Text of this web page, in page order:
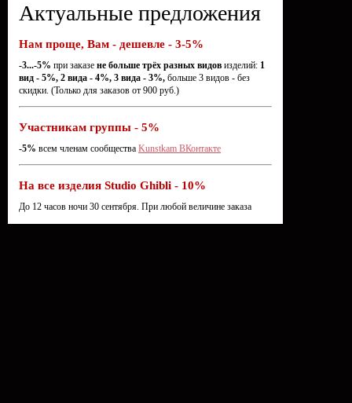
Актуальные предложения
Нам проще, Вам - дешевле - 3-5%
-3...-5% при заказе не больше трёх разных видов изделий: 1
вид - 5%, 2 вида - 4%, 3 вида - 3%, больше 3 видов - без
скидки. (Только для заказов от 900 руб.)
Участникам группы - 5%
-5% всем членам сообщества Kunstkam ВКонтакте
На все изделия Studio Ghibli - 10%
До 12 часов ночи 30 сентября. При любой величине заказа